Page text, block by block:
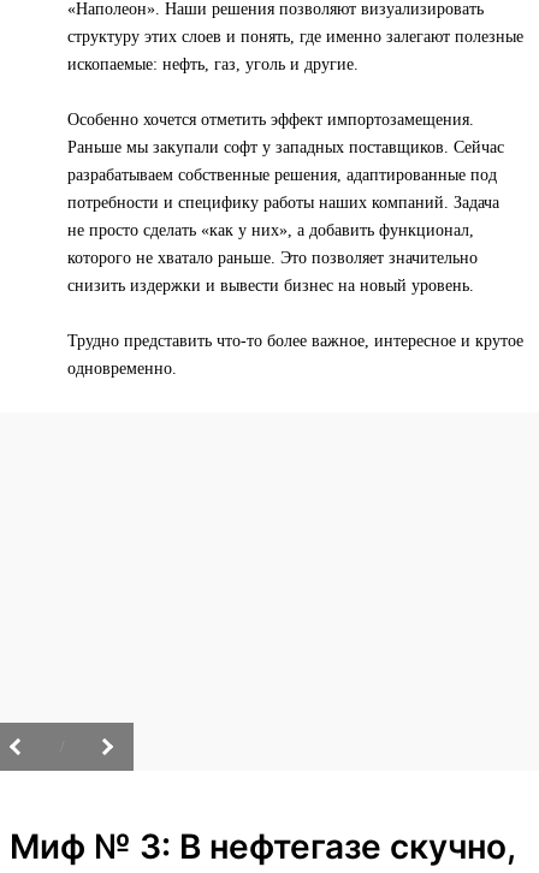
«Наполеон». Наши решения позволяют визуализировать
структуру этих слоев и понять, где именно залегают полезные
ископаемые: нефть, газ, уголь и другие.
Особенно хочется отметить эффект импортозамещения.
Раньше мы закупали софт у западных поставщиков. Сейчас
разрабатываем собственные решения, адаптированные под
потребности и специфику работы наших компаний. Задача
не просто сделать «как у них», а добавить функционал,
которого не хватало раньше. Это позволяет значительно
снизить издержки и вывести бизнес на новый уровень.
Трудно представить что-то более важное, интересное и крутое
одновременно.
Миф № 3: В нефтегазе скучно,